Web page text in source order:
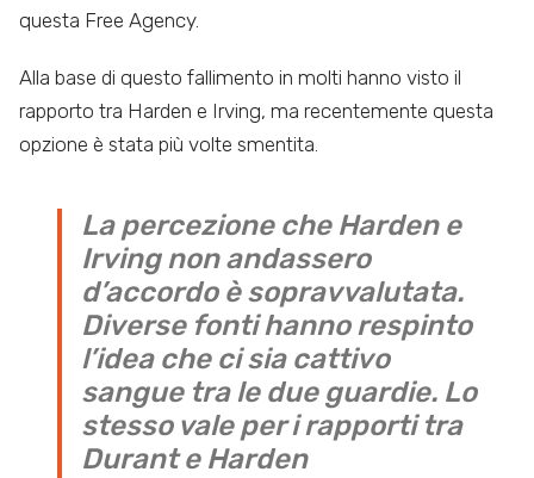
questa Free Agency.
Alla base di questo fallimento in molti hanno visto il
rapporto tra Harden e Irving, ma recentemente questa
opzione è stata più volte smentita.
La percezione che Harden e
Irving non andassero
d’accordo è sopravvalutata.
Diverse fonti hanno respinto
l’idea che ci sia cattivo
sangue tra le due guardie. Lo
stesso vale per i rapporti tra
Durant e Harden